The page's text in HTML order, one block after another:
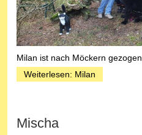
Milan ist nach Möckern gezogen.
Weiterlesen: Milan
Mischa